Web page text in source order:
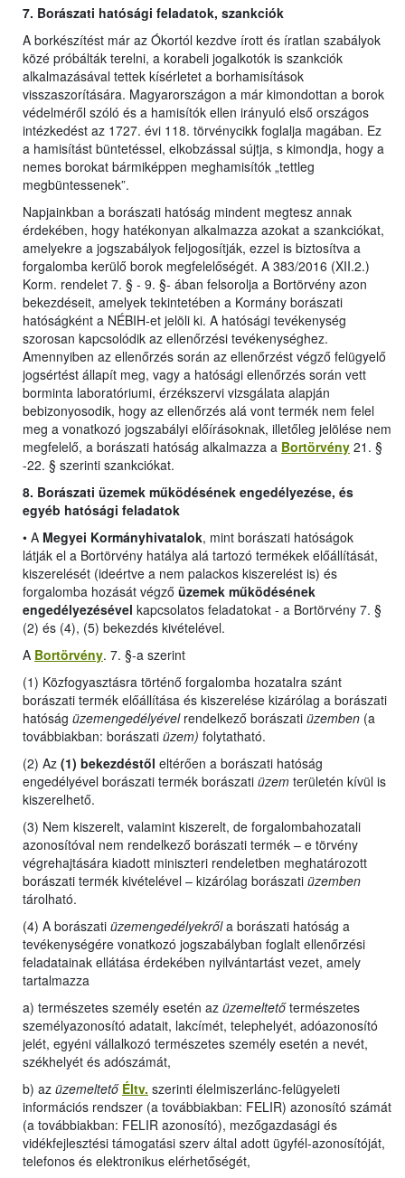
7. Borászati hatósági feladatok, szankciók
A borkészítést már az Ókortól kezdve írott és íratlan szabályok
közé próbálták terelni, a korabeli jogalkotók is szankciók
alkalmazásával tettek kísérletet a borhamisítások
visszaszorítására. Magyarországon a már kimondottan a borok
védelméről szóló és a hamisítók ellen irányuló első országos
intézkedést az 1727. évi 118. törvénycikk foglalja magában. Ez
a hamisítást büntetéssel, elkobzással sújtja, s kimondja, hogy a
nemes borokat bármiképpen meghamisítók „tettleg
megbüntessenek”.
Napjainkban a borászati hatóság mindent megtesz annak
érdekében, hogy hatékonyan alkalmazza azokat a szankciókat,
amelyekre a jogszabályok feljogosítják, ezzel is biztosítva a
forgalomba kerülő borok megfelelőségét. A 383/2016 (XII.2.)
Korm. rendelet 7. § - 9. §- ában felsorolja a Bortörvény azon
bekezdéseit, amelyek tekintetében a Kormány borászati
hatóságként a NÉBIH-et jelöli ki. A hatósági tevékenység
szorosan kapcsolódik az ellenőrzési tevékenységhez.
Amennyiben az ellenőrzés során az ellenőrzést végző felügyelő
jogsértést állapít meg, vagy a hatósági ellenőrzés során vett
borminta laboratóriumi, érzékszervi vizsgálata alapján
bebizonyosodik, hogy az ellenőrzés alá vont termék nem felel
meg a vonatkozó jogszabályi előírásoknak, illetőleg jelölése nem
megfelelő, a borászati hatóság alkalmazza a Bortörvény 21. §
-22. § szerinti szankciókat.
8. Borászati üzemek működésének engedélyezése, és
egyéb hatósági feladatok
• A Megyei Kormányhivatalok, mint borászati hatóságok
látják el a Bortörvény hatálya alá tartozó termékek előállítását,
kiszerelését (ideértve a nem palackos kiszerelést is) és
forgalomba hozását végző üzemek működésének
engedélyezésével kapcsolatos feladatokat - a Bortörvény 7. §
(2) és (4), (5) bekezdés kivételével.
A Bortörvény. 7. §-a szerint
(1) Közfogyasztásra történő forgalomba hozatalra szánt
borászati termék előállítása és kiszerelése kizárólag a borászati
hatóság üzemengedélyévelrendelkező borászati üzemben (a
továbbiakban: borászati üzem) folytatható.
(2) Az (1) bekezdéstől eltérően a borászati hatóság
engedélyével borászati termék borászati üzem területén kívül is
kiszerelhető.
(3) Nem kiszerelt, valamint kiszerelt, de forgalombahozatali
azonosítóval nem rendelkező borászati termék – e törvény
végrehajtására kiadott miniszteri rendeletben meghatározott
borászati termék kivételével – kizárólag borászati üzemben
tárolható.
(4) A borászati üzemengedélyekrőla borászati hatóság a
tevékenységére vonatkozó jogszabályban foglalt ellenőrzési
feladatainak ellátása érdekében nyilvántartást vezet, amely
tartalmazza
a) természetes személy esetén az üzemeltetőtermészetes
személyazonosító adatait, lakcímét, telephelyét, adóazonosító
jelét, egyéni vállalkozó természetes személy esetén a nevét,
székhelyét és adószámát,
b) az üzemeltető Éltv. szerinti élelmiszerlánc-felügyeleti
információs rendszer (a továbbiakban: FELIR) azonosító számát
(a továbbiakban: FELIR azonosító), mezőgazdasági és
vidékfejlesztési támogatási szerv által adott ügyfél-azonosítóját,
telefonos és elektronikus elérhetőségét,